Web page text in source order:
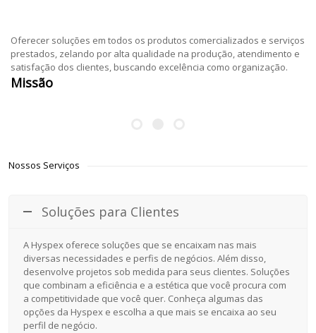
Oferecer soluções em todos os produtos comercializados e serviços
prestados, zelando por alta qualidade na produção, atendimento e
satisfação dos clientes, buscando excelência como organização.
Missão
Nossos Serviços
Soluções para Clientes
A Hyspex oferece soluções que se encaixam nas mais
diversas necessidades e perfis de negócios. Além disso,
desenvolve projetos sob medida para seus clientes. Soluções
que combinam a eficiência e a estética que você procura com
a competitividade que você quer. Conheça algumas das
opções da Hyspex e escolha a que mais se encaixa ao seu
perfil de negócio.